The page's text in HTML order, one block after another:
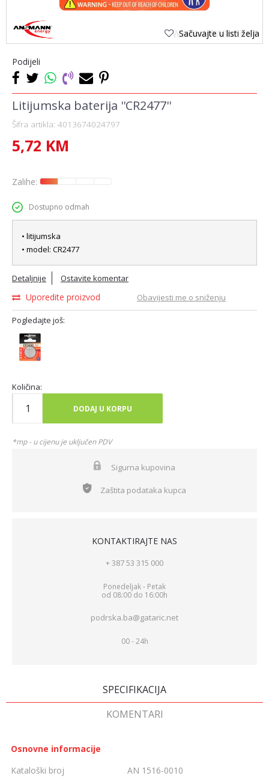
Sačuvajte u listi želja
Podijeli
Litijumska baterija ''CR2477''
Šifra artikla: 4013674024797
5,72 KM
Zalihe:
Dostupno odmah
• litijumska
• model: CR2477
Detaljnije Ostavite komentar
Uporedite proizvod Obavijesti me o sniženju
Pogledajte još:
Količina:
DODAJ U KORPU
*mp - u cijenu je uključen PDV
Sigurna kupovina
Zaštita podataka kupca
KONTAKTIRAJTE NAS
+ 387 53 315 000
Ponedeljak - Petak
od 08:00 do 16:00h
podrska.ba@gataric.net
00 - 24h
SPECIFIKACIJA
KOMENTARI
Osnovne informacije
Kataloški broj
AN 1516-0010